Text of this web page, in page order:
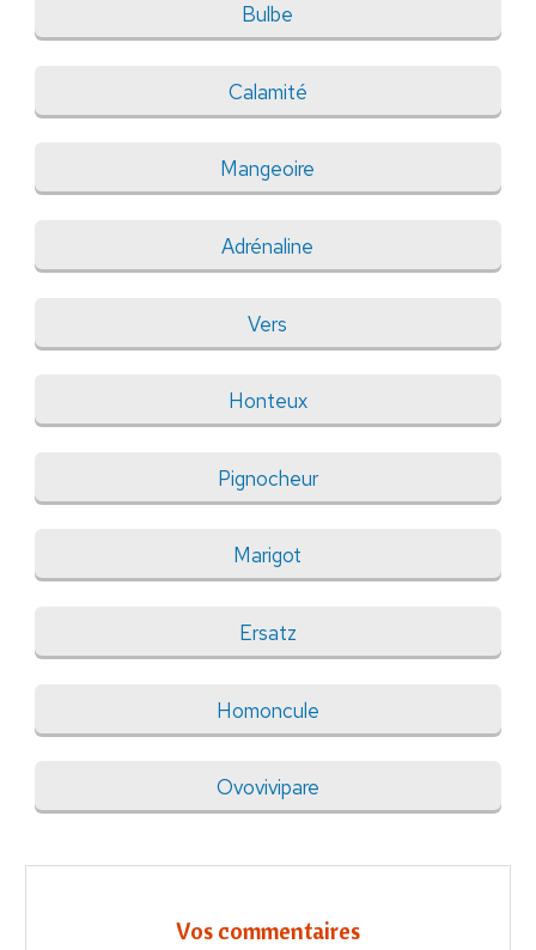
Bulbe
Calamité
Mangeoire
Adrénaline
Vers
Honteux
Pignocheur
Marigot
Ersatz
Homoncule
Ovovivipare
Vos commentaires